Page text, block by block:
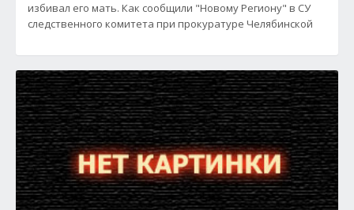
избивал его мать. Как сообщили "Новому Региону" в СУ
следственного комитета при прокуратуре Челябинской